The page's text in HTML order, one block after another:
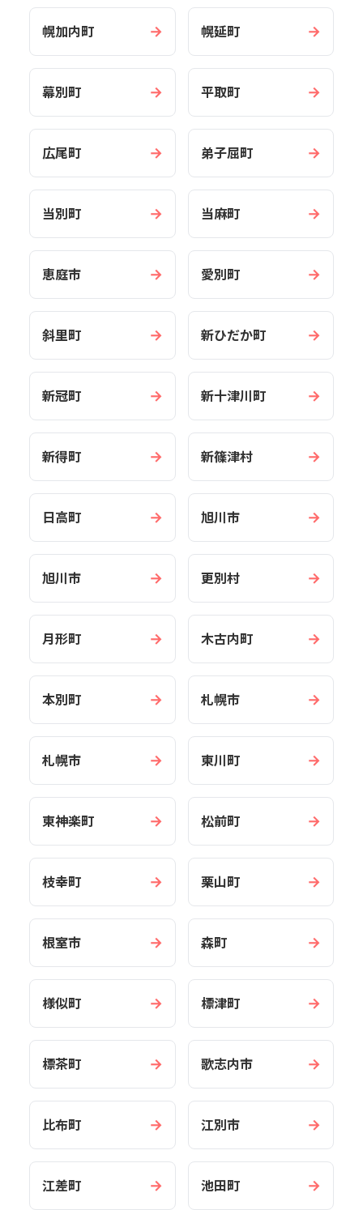
幌加内町 → 幌延町 →
幕別町 → 平取町 →
広尾町 → 弟子屈町 →
当別町 → 当麻町 →
恵庭市 → 愛別町 →
斜里町 → 新ひだか町 →
新冠町 → 新十津川町 →
新得町 → 新篠津村 →
日高町 → 旭川市 →
旭川市 → 更別村 →
月形町 → 木古内町 →
本別町 → 札幌市 →
札幌市 → 東川町 →
東神楽町 → 松前町 →
枝幸町 → 栗山町 →
根室市 → 森町 →
様似町 → 標津町 →
標茶町 → 歌志内市 →
比布町 → 江別市 →
江差町 → 池田町 →